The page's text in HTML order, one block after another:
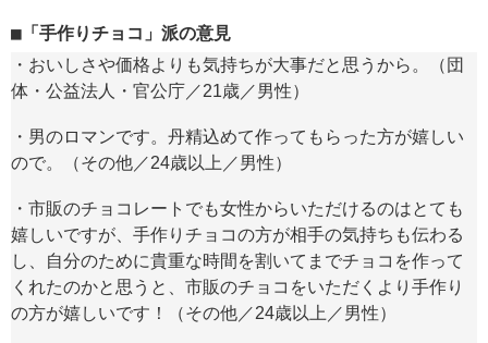
「手作りチョコ」派の意見
・おいしさや価格よりも気持ちが大事だと思うから。（団
体・公益法人・官公庁／21歳／男性）
・男のロマンです。丹精込めて作ってもらった方が嬉しい
ので。（その他／24歳以上／男性）
・市販のチョコレートでも女性からいただけるのはとても
嬉しいですが、手作りチョコの方が相手の気持ちも伝わる
し、自分のために貴重な時間を割いてまでチョコを作って
くれたのかと思うと、市販のチョコをいただくより手作り
の方が嬉しいです！（その他／24歳以上／男性）